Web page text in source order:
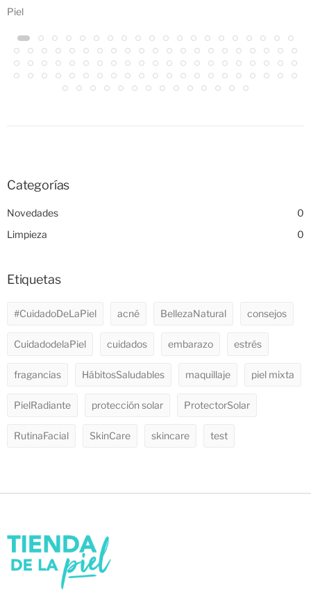
Piel
Categorías
Novedades
0
Limpieza
0
Etiquetas
#CuidadoDeLaPiel acné BellezaNatural consejos
CuidadodelaPiel cuidados embarazo estrés
fragancias HábitosSaludables maquillaje piel mixta
PielRadiante protección solar ProtectorSolar
RutinaFacial SkinCare skincare test